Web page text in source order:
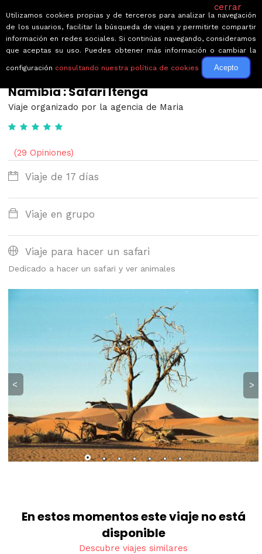
← Volver a Circuitos por Namibia
Namibia : Safari Itenga
Viaje organizado por la agencia de Maria
(29 Opiniones)
Viaje de 17 días
Viaje en grupo
Viaje para hacer un safari
Dedicado a hacer un safari y ver animales
< >
En estos momentos este viaje no está
disponible
Descubre viajes similares
cerrar
Utilizamos cookies propias y de terceros para analizar la navegación
de los usuarios, facilitar la búsqueda de viajes y permitirte compartir
información en redes sociales. Si continúas navegando, consideramos
que aceptas su uso. Puedes obtener más información o cambiar la
configuración consultando nuestra política de cookies Acepto